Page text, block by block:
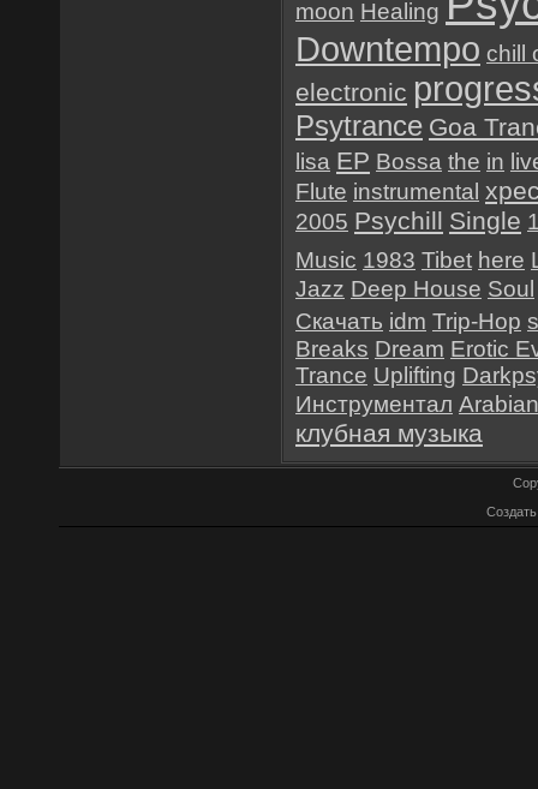
moon Healing
Downtempo chill
electronic
Psytrance Goa
lisa EP Bossa the in
Flute instrumental
2005 Psychill Single
Music 1983 Tibet here
Jazz Deep House Soul
Скачать idm Trip-Hop
Breaks Dream Erotic
Trance Uplifting
Инструментал Arabian
клубная музыка